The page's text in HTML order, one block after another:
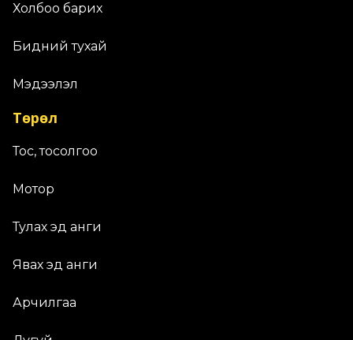
Холбоо барих
Бидний тухай
Мэдээлэл
Төрөл
Тос, тосолгоо
Мотор
Тулах эд анги
Явах эд анги
Арчилгаа